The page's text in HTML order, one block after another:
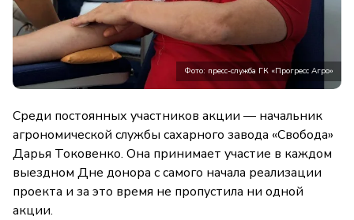
Фото: пресс-служба ГК «Прогресс Агро»
Среди постоянных участников акции — начальник
агрономической службы сахарного завода «Свобода»
Дарья Токовенко. Она принимает участие в каждом
выездном Дне донора с самого начала реализации
проекта и за это время не пропустила ни одной
акции.